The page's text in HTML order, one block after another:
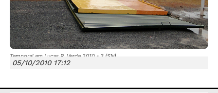
Temporal em Lucas R. Verde 2010 - 3 (SN)
05/10/2010 17:12